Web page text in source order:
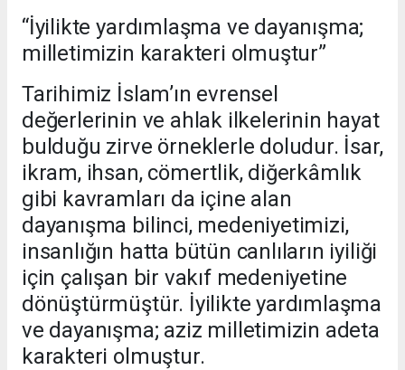
“İyilikte yardımlaşma ve dayanışma;
milletimizin karakteri olmuştur”
Tarihimiz İslam’ın evrensel
değerlerinin ve ahlak ilkelerinin hayat
bulduğu zirve örneklerle doludur. İsar,
ikram, ihsan, cömertlik, diğerkâmlık
gibi kavramları da içine alan
dayanışma bilinci, medeniyetimizi,
insanlığın hatta bütün canlıların iyiliği
için çalışan bir vakıf medeniyetine
dönüştürmüştür. İyilikte yardımlaşma
ve dayanışma; aziz milletimizin adeta
karakteri olmuştur.